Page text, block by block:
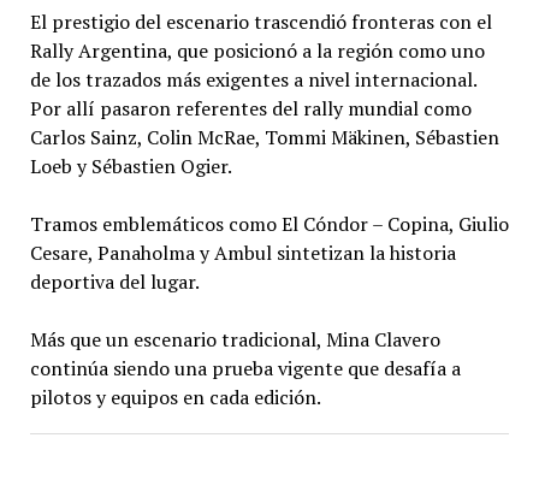
El prestigio del escenario trascendió fronteras con el
Rally Argentina, que posicionó a la región como uno
de los trazados más exigentes a nivel internacional.
Por allí pasaron referentes del rally mundial como
Carlos Sainz, Colin McRae, Tommi Mäkinen, Sébastien
Loeb y Sébastien Ogier.
Tramos emblemáticos como El Cóndor – Copina, Giulio
Cesare, Panaholma y Ambul sintetizan la historia
deportiva del lugar.
Más que un escenario tradicional, Mina Clavero
continúa siendo una prueba vigente que desafía a
pilotos y equipos en cada edición.